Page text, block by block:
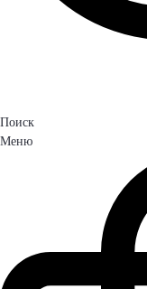
Поиск
Меню